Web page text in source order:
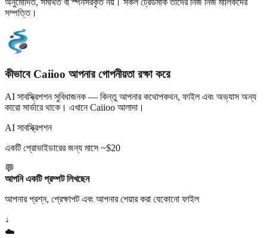
সম্পত্তি।
কীভাবে Caiioo আপনার গোপনীয়তা রক্ষা করে
AI সাবস্ক্রিপশন সুবিধাজনক — কিন্তু আপনার কথোপকথন, ফাইল এবং অভ্যাস অন্য
কারো সার্ভারে থাকে। এখানে Caiioo আলাদা।
AI সাবস্ক্রিপশন
একটি প্রোভাইডারের জন্য মাসে ~$20
💬
আপনি একটি প্রম্পট লিখছেন
আপনার প্রশ্ন, প্রেক্ষাপট এবং আপনার শেয়ার করা যেকোনো ফাইল
↓
☁️